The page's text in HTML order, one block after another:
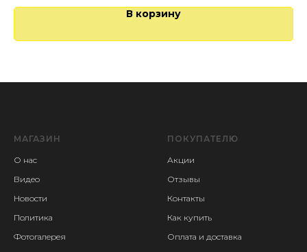
В корзину
МАГАЗИН
О нас
Видео
Новости
Политика
Фотогалерея
ПОКУПАТЕЛЮ
Акции
Отзывы
Контакты
Как купить
Оплата и доставка